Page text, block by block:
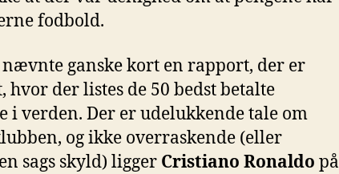
fodbold.
ganske kort en rapport, der er
hvor der listes de 50 bedst betalte
i verden. Der er udelukkende tale om
og ikke overraskende (eller
sags skyld) ligger Cristiano Ronaldo på